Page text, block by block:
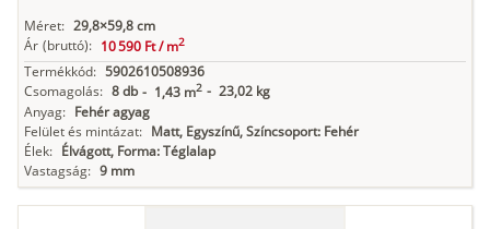
Méret: 29,8×59,8 cm
Ár (bruttó): 10 590 Ft /m2
Termékkód: 5902610508936
Csomagolás: 8 db - 1,43 m2 - 23,02 kg
Anyag: Fehér agyag
Felület és mintázat: Matt, Egyszínű, Színcsoport: Fehér
Élek: Élvágott, Forma: Téglalap
Vastagság: 9 mm